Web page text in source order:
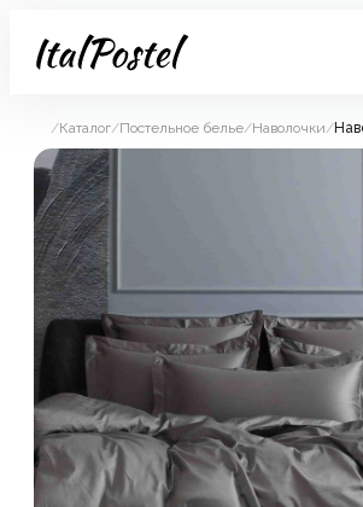
/Каталог/Постельное белье/Наволочки/